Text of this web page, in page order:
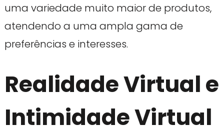
uma variedade muito maior de produtos,
atendendo a uma ampla gama de
preferências e interesses.
Realidade Virtual e
Intimidade Virtual